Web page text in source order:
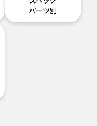
パーツ別